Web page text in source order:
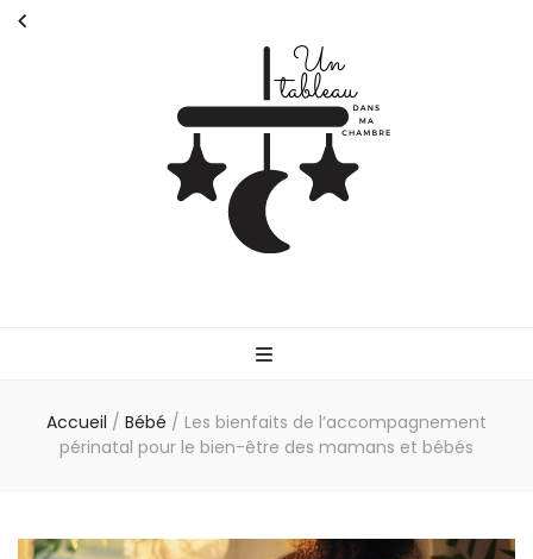
Accueil / Bébé / Les bienfaits de l’accompagnement
périnatal pour le bien-être des mamans et bébés